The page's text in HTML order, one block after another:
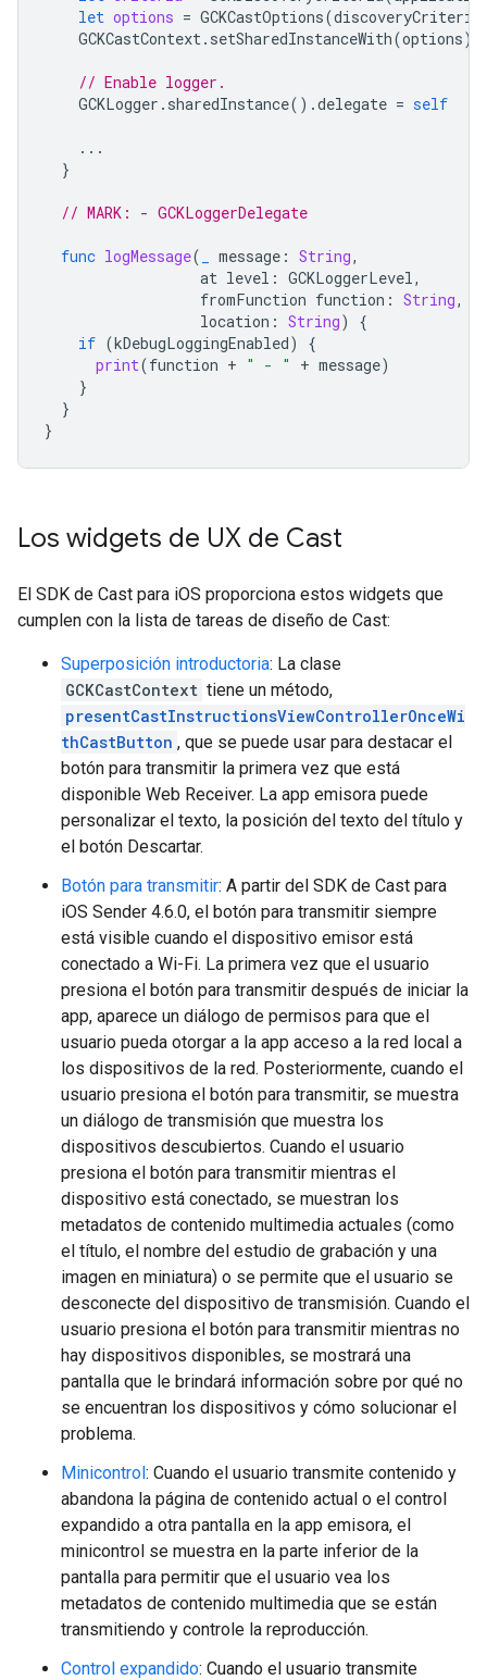
let options = GCKCastOptions(discoveryCriteria
GCKCastContext. setSharedInstanceWith(options)
// Enable logger.
GCKLogger . sharedInstance().delegate = self
...
}
// MARK: - GCKLoggerDelegate
func logMessage( message : String,
at level : GCKLoggerLevel,
fromFunction function : String,
location : String)
{
if (kDebugLoggingEnabled)
{
print(function + " - " + message)
}
}
}
Los widgets de UX de Cast
El SDK de Cast para iOS proporciona estos widgets que
cumplen con la lista de tareas de diseño de Cast:
Superposición introductoria: La clase
GCKCastContext tiene un método,
presentCastInstructionsViewControllerOnceWi
thCastButton , que se puede usar para destacar el
botón para transmitir la primera vez que está
disponible Web Receiver. La app emisora puede
personalizar el texto, la posición del texto del título y
el botón Descartar.
Botón para transmitir: A partir del SDK de Cast para
iOS Sender 4.6.0, el botón para transmitir siempre
está visible cuando el dispositivo emisor está
conectado a Wi-Fi. La primera vez que el usuario
presiona el botón para transmitir después de iniciar la
app, aparece un diálogo de permisos para que el
usuario pueda otorgar a la app acceso a la red local a
los dispositivos de la red. Posteriormente, cuando el
usuario presiona el botón para transmitir, se muestra
un diálogo de transmisión que muestra los
dispositivos descubiertos. Cuando el usuario
presiona el botón para transmitir mientras el
dispositivo está conectado, se muestran los
metadatos de contenido multimedia actuales (como
el título, el nombre del estudio de grabación y una
imagen en miniatura) o se permite que el usuario se
desconecte del dispositivo de transmisión. Cuando el
usuario presiona el botón para transmitir mientras no
hay dispositivos disponibles, se mostrará una
pantalla que le brindará información sobre por qué no
se encuentran los dispositivos y cómo solucionar el
problema.
Minicontrol: Cuando el usuario transmite contenido y
abandona la página de contenido actual o el control
expandido a otra pantalla en la app emisora, el
minicontrol se muestra en la parte inferior de la
pantalla para permitir que el usuario vea los
metadatos de contenido multimedia que se están
transmitiendo y controle la reproducción.
Control expandido: Cuando el usuario transmite